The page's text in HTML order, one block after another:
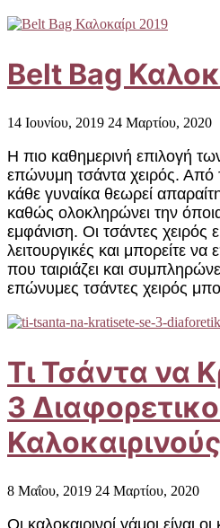
Belt Bag
14 Ιουνίου, 2019 24 Μαρτίου, 2020
Η πιο καθημερινή επιλογή
επώνυμη τσάντα χειρός. Από
κάθε γυναίκα θεωρεί
καθώς ολοκληρώνει την
εμφάνιση. Οι τσάντες χειρός
λειτουργικές και μπορείτε να
που ταιριάζει και
επώνυμες τσάντες χειρός
Τι Τσάντα να
3
8 Μαΐου, 2019 24 Μαρτίου, 2020